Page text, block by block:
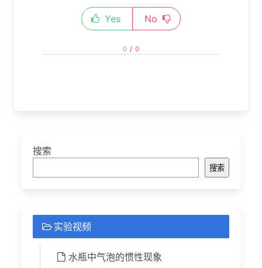
Yes No
0 / 0
搜索
搜索
实验视频
水瓶中气泡的惯性现象